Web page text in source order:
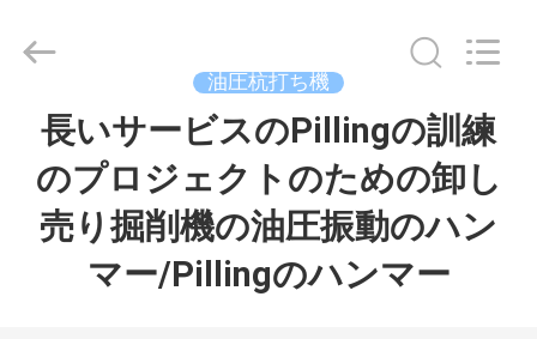
2025
Reserved.
油圧杭打ち機
長いサービスのPillingの訓練
のプロジェクトのための卸し
売り掘削機の油圧振動のハン
マー/Pillingのハンマー